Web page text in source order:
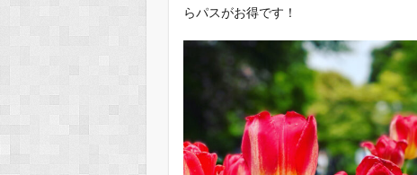
らパスがお得です！